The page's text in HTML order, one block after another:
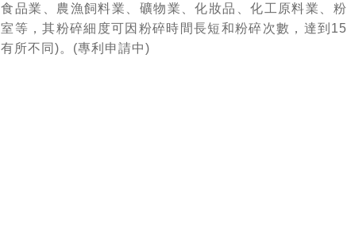
食品業、農漁飼料業、礦物業、化妝品、化工原料業、
室等，其粉碎細度可因粉碎時間長短和粉碎次數，達到
有所不同)。(專利申請中)